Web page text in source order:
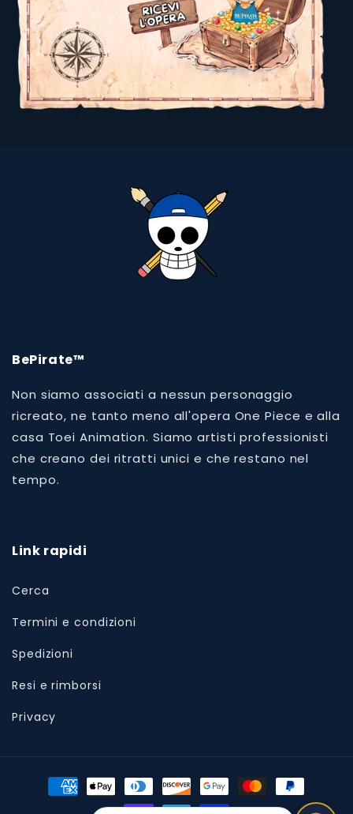
BePirate™
Non siamo associati a nessun personaggio
ricreato, ne tanto meno all'opera One Piece e alla
casa Toei Animation. Siamo artisti professionisti
che creano dei ritratti unici e che restano nel
tempo.
Link rapidi
Cerca
Termini e condizioni
Spedizioni
Resi e rimborsi
Privacy
Metodi